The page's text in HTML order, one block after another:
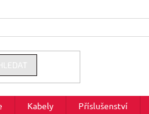
Kabely Příslušenství